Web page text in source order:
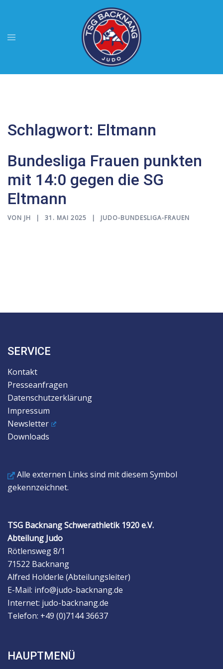
springen
Menü
umschalten
Schlagwort: Eltmann
Bundesliga Frauen punkten
mit 14:0 gegen die SG
Eltmann
VON JH 31. MAI 2025 JUDO-BUNDESLIGA-FRAUEN
SERVICE
Kontakt
Presseanfragen
Datenschutzerklärung
Impressum
Newsletter
Downloads
Alle externen Links sind mit diesem Symbol
gekennzeichnet.
TSG Backnang Schwerathletik 1920 e.V.
Abteilung Judo
Rötlensweg 8/1
71522 Backnang
Alfred Holderle (Abteilungsleiter)
E-Mail: info@judo-backnang.de
Internet: judo-backnang.de
Telefon: +49 (0)7144 36637
HAUPTMENÜ